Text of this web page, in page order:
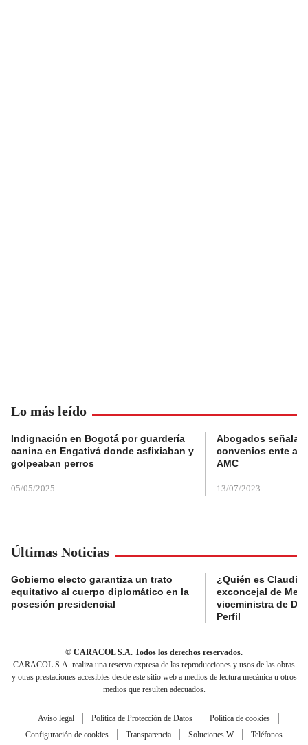
Lo más leído
Indignación en Bogotá por guardería
canina en Engativá donde asfixiaban y
golpeaban perros
05/05/2025
Abogados
convenios ente
AMC
13/07/2023
Últimas Noticias
Gobierno electo garantiza un trato
equitativo al cuerpo diplomático en la
posesión presidencial
¿Quién es Claudia
exconcejal de
viceministra de
Perfil
© CARACOL S.A. Todos los derechos reservados.
CARACOL S.A. realiza una reserva expresa de las reproducciones y usos de las obras
y otras prestaciones accesibles desde este sitio web a medios de lectura mecánica u otros
medios que resulten adecuados.
Aviso legal Política de Protección de Datos
Política de cookies
Configuración de cookies
Transparencia Soluciones W
Teléfonos